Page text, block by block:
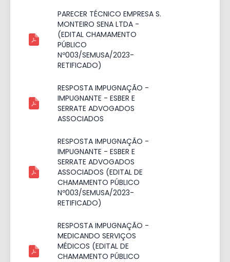
PARECER TÉCNICO EMPRESA S.
MONTEIRO SENA LTDA -
(EDITAL CHAMAMENTO
PÚBLICO
Nº003/SEMUSA/2023-
RETIFICADO)
RESPOSTA IMPUGNAÇÃO -
IMPUGNANTE - ESBER E
SERRATE ADVOGADOS
ASSOCIADOS
RESPOSTA IMPUGNAÇÃO -
IMPUGNANTE - ESBER E
SERRATE ADVOGADOS
ASSOCIADOS (EDITAL DE
CHAMAMENTO PÚBLICO
Nº003/SEMUSA/2023-
RETIFICADO)
RESPOSTA IMPUGNAÇÃO -
MEDICANDO SERVIÇOS
MÉDICOS (EDITAL DE
CHAMAMENTO PÚBLICO